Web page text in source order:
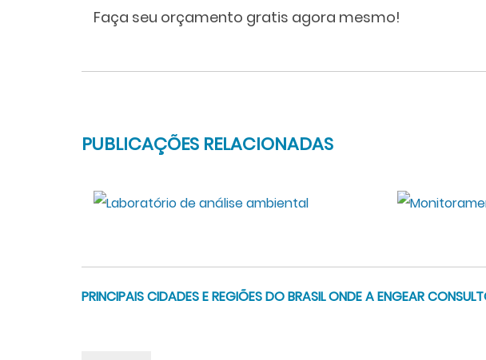
Faça seu orçamento gratis agora mesmo!
PUBLICAÇÕES RELACIONADAS
PRINCIPAIS CIDADES E REGIÕES DO BRASIL ONDE A ENGEAR